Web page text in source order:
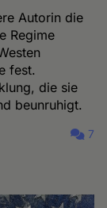
Autorin die
Regime
fest.
die sie
beunruhigt.
7